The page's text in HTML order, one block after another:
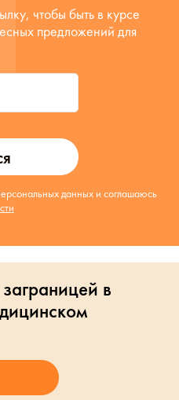
чтобы быть в курсе
предложений для
данных и соглашаюсь
в